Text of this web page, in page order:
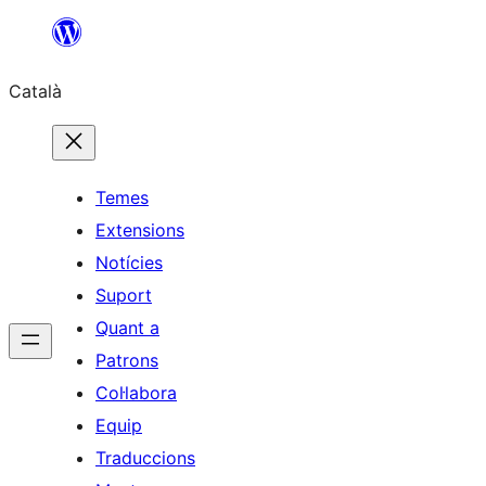
contingut
Català
Temes
Extensions
Notícies
Suport
Quant a
Patrons
Col·labora
Equip
Traduccions